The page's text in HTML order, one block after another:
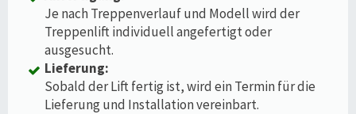
Je nach Treppenverlauf und Modell wird der
Treppenlift individuell angefertigt oder
ausgesucht.
Lieferung:
Sobald der Lift fertig ist, wird ein Termin für die
Lieferung und Installation vereinbart.